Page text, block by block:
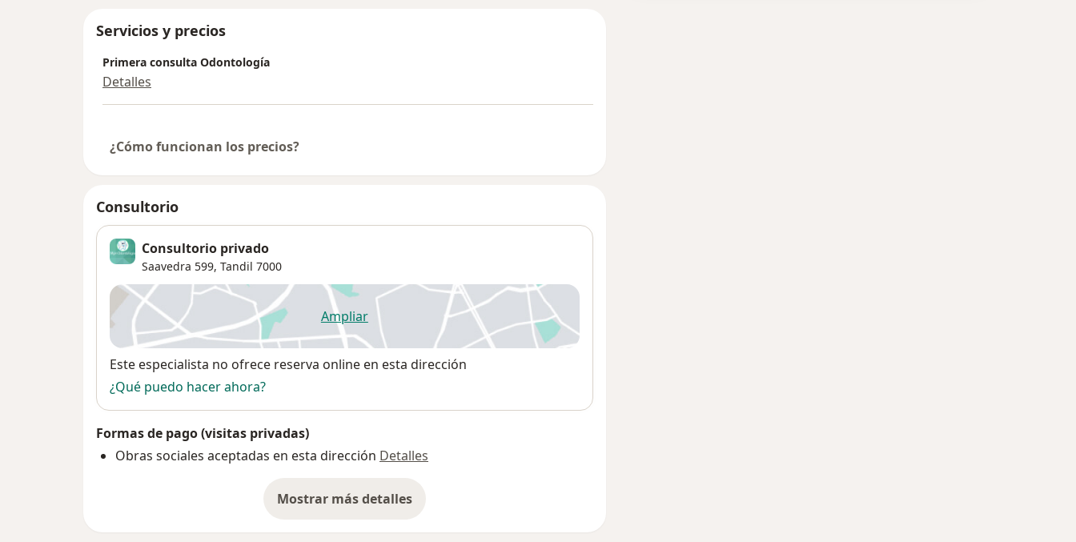
Servicios y precios
Primera consulta Odontología
Detalles
¿Cómo funcionan los precios?
Consultorio
Consultorio privado
Saavedra 599, Tandil 7000
Ampliarse abre en una nueva pestaña
Disponibilidad
Este especialista no ofrece reserva online en esta dirección
¿Qué puedo hacer ahora?
Formas de pago (visitas privadas)
Obras sociales aceptadas en esta dirección Detalles
Mostrar más detalles
sobre la dirección